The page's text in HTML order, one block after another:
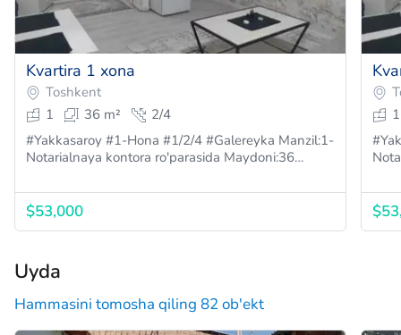
Kvartira 1 xona
Toshkent
1
36 m²
2/4
#Yakkasaroy #1-Hona #1/2/4 #Galereyka Manzil:1-
Notarialnaya kontora ro'parasida Maydoni:36…
$53,000
1
#Yakkasaroy
Uyda
Hammasini tomosha qiling 82 ob'ekt